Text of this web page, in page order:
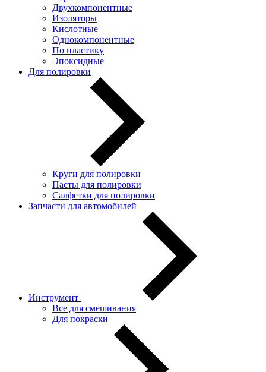
Двухкомпонентные
Изоляторы
Кислотные
Однокомпонентные
По пластику
Эпоксидные
Для полировки
Круги для полировки
Пасты для полировки
Салфетки для полировки
Запчасти для автомобилей
Инструмент
Все для смешивания
Для покраски